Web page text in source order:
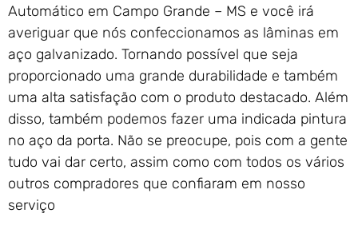
Automático em Campo Grande – MS e você irá
averiguar que nós confeccionamos as lâminas em
aço galvanizado. Tornando possível que seja
proporcionado uma grande durabilidade e também
uma alta satisfação com o produto destacado. Além
disso, também podemos fazer uma indicada pintura
no aço da porta. Não se preocupe, pois com a gente
tudo vai dar certo, assim como com todos os vários
outros compradores que confiaram em nosso
serviço